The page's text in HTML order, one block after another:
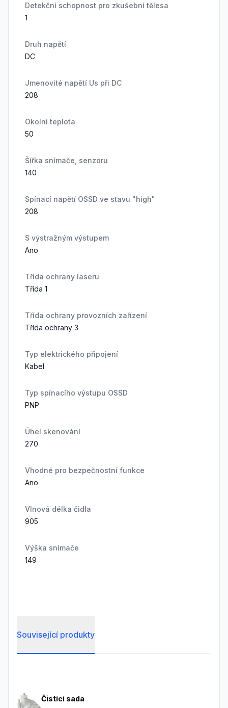
Detekční schopnost pro zkušební tělesa
1
Druh napětí
DC
Jmenovité napětí Us při DC
208
Okolní teplota
50
Šířka snímače, senzoru
140
Spínací napětí OSSD ve stavu "high"
208
S výstražným výstupem
Ano
Třída ochrany laseru
Třída 1
Třída ochrany provozních zařízení
Třída ochrany 3
Typ elektrického připojení
Kabel
Typ spínacího výstupu OSSD
PNP
Úhel skenování
270
Vhodné pro bezpečnostní funkce
Ano
Vlnová délka čidla
905
Výška snímače
149
Související produkty
Čistící sada